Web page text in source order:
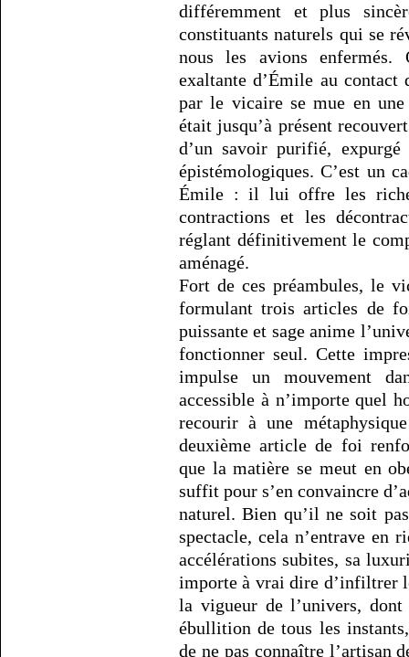
différemment et plus
constituants naturels qui se
nous les avions enfermés.
exaltante d’Émile au contact
par le vicaire se mue en
était jusqu’à présent
d’un savoir purifié,
épistémologiques. C’est un
Émile : il lui offre les
contractions et les
réglant définitivement le
aménagé.
Fort de ces préambules, le
formulant trois articles de
puissante et sage anime
fonctionner seul. Cette
impulse un mouvement
accessible à n’importe quel
recourir à une
deuxième article de foi
que la matière se meut en
suffit pour s’en convaincre
naturel. Bien qu’il ne soit
spectacle, cela n’entrave en
accélérations subites, sa
importe à vrai dire d’infiltrer
la vigueur de l’univers,
ébullition de tous les
de ne pas connaître l’artisan